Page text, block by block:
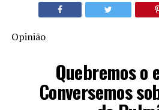
Opinião
Quebremos o
Conversemos